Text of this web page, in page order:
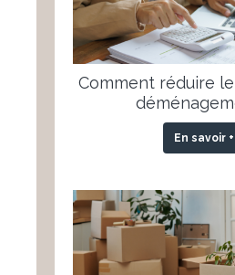
Comment réduire
En savoir +